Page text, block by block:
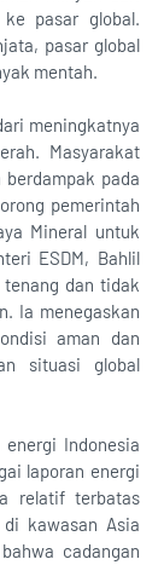
pasar global.
pasar global
mentah.
meningkatnya
Masyarakat
pada
pemerintah
Mineral untuk
ESDM, Bahlil
dan tidak
Ia menegaskan
aman dan
situasi global
Indonesia
laporan energi
relatif terbatas
kawasan Asia
cadangan